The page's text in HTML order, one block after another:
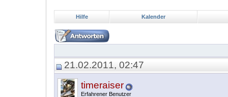
Hilfe Kalender
21.02.2011, 02:47
timeraiser
Erfahrener Benutzer